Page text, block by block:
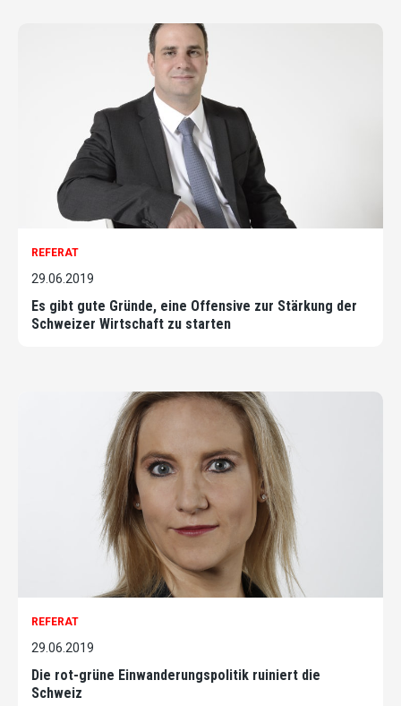
REFERAT
29.06.2019
Es gibt gute Gründe, eine Offensive zur Stärkung der
Schweizer Wirtschaft zu starten
REFERAT
29.06.2019
Die rot-grüne Einwanderungspolitik ruiniert die
Schweiz